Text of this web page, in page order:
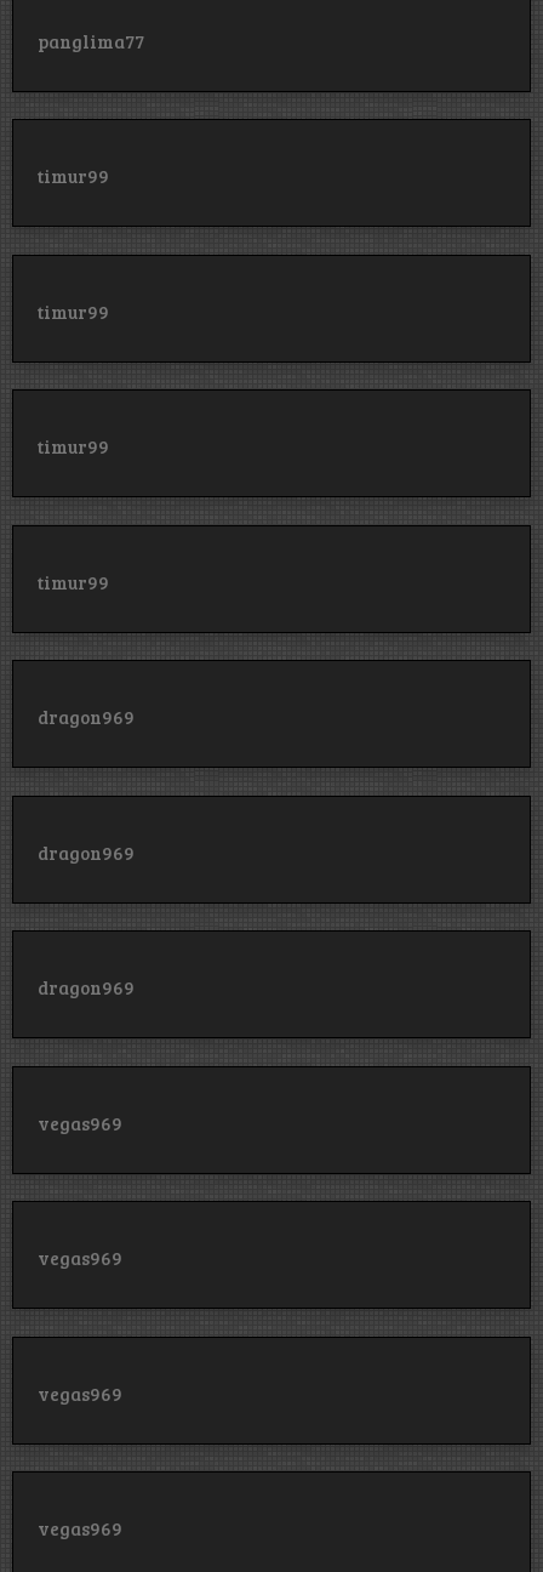
panglima77
timur99
timur99
timur99
timur99
dragon969
dragon969
dragon969
vegas969
vegas969
vegas969
vegas969